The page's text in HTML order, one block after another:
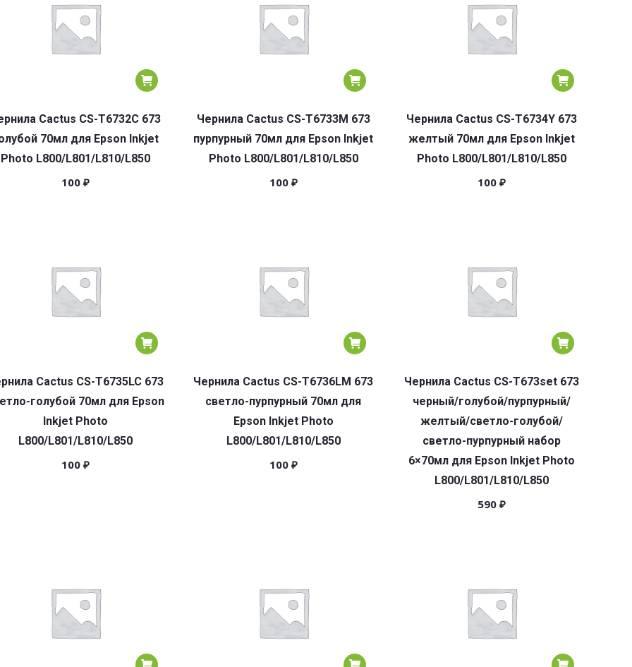
Cactus CS-T6732C 673
70мл для Epson Inkjet
Photo L800/L801/L810/L850
100 ₽
Чернила Cactus CS-T6733M 673
пурпурный 70мл для Epson Inkjet
Photo L800/L801/L810/L850
100 ₽
Чернила Cactus CS-T6734Y 673
желтый 70мл для Epson Inkjet
Photo L800/L801/L810/L850
100 ₽
Cactus CS-T6735LC 673
голубой 70мл для Epson
Inkjet Photo
L800/L801/L810/L850
100 ₽
Чернила Cactus CS-T6736LM 673
светло-пурпурный 70мл для
Epson Inkjet Photo
L800/L801/L810/L850
100 ₽
Чернила Cactus CS-T673set 673
черный/голубой/пурпурный/
желтый/светло-голубой/
светло-пурпурный набор
6×70мл для Epson Inkjet Photo
L800/L801/L810/L850
590 ₽